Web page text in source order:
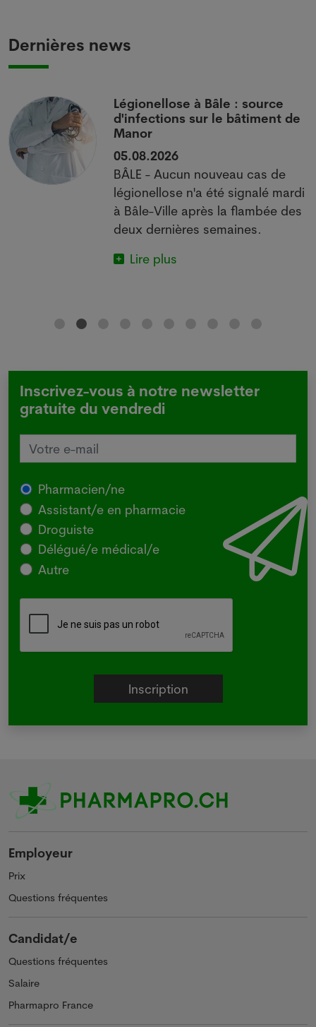
Dernières news
Légionellose à Bâle : source
d'infections sur le bâtiment de
Manor
05.08.2026
BÂLE - Aucun nouveau cas de
légionellose n'a été signalé mardi
à Bâle-Ville après la flambée des
deux dernières semaines.
Lire plus
Inscrivez-vous à notre newsletter
gratuite du vendredi
Pharmacien/ne
Assistant/e en pharmacie
Droguiste
Délégué/e médical/e
Autre
Employeur
Prix
Questions fréquentes
Candidat/e
Questions fréquentes
Salaire
Pharmapro France